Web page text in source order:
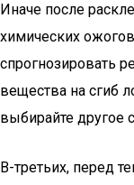
Иначе после
химических
спрогнозировать
вещества на сгиб
выбирайте другое
В-третьих, перед